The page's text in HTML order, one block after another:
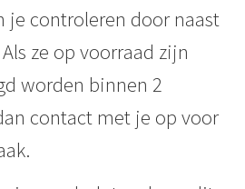
je controleren door naast
ze op voorraad zijn
worden binnen 2
contact met je op voor